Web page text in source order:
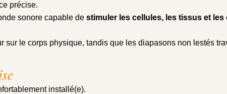
précise.
sonore capable de stimuler les cellules, les tissus et les
sur le corps physique, tandis que les diapasons non lestés
installé(e).